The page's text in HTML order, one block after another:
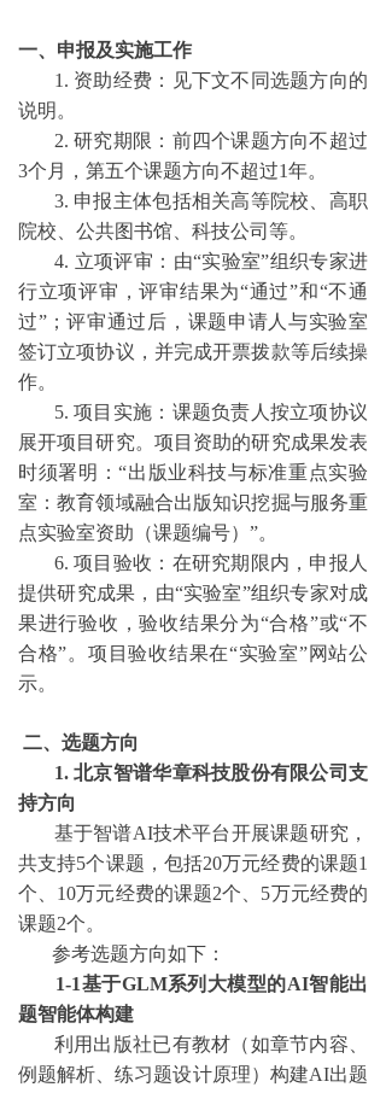
一、申报及实施工作
1. 资助经费：见下文不同选题方向的
说明。
2. 研究期限：前四个课题方向不超过
3个月，第五个课题方向不超过1年。
3. 申报主体包括相关高等院校、高职
院校、公共图书馆、科技公司等。
4. 立项评审：由“实验室”组织专家进
行立项评审，评审结果为“通过”和“不通
过”；评审通过后，课题申请人与实验室
签订立项协议，并完成开票拨款等后续操
作。
5. 项目实施：课题负责人按立项协议
展开项目研究。项目资助的研究成果发表
时须署明：“出版业科技与标准重点实验
室：教育领域融合出版知识挖掘与服务重
点实验室资助（课题编号）”。
6. 项目验收：在研究期限内，申报人
提供研究成果，由“实验室”组织专家对成
果进行验收，验收结果分为“合格”或“不
合格”。项目验收结果在“实验室”网站公
示。
二、选题方向
1. 北京智谱华章科技股份有限公司支
持方向
基于智谱AI技术平台开展课题研究，
共支持5个课题，包括20万元经费的课题1
个、10万元经费的课题2个、 5万元经费的
课题2个。
参考选题方向如下：
1-1基于GLM系列大模型的AI智能出
题智能体构建
利用出版社已有教材（如章节内容、
例题解析、练习题设计原理）构建AI出题